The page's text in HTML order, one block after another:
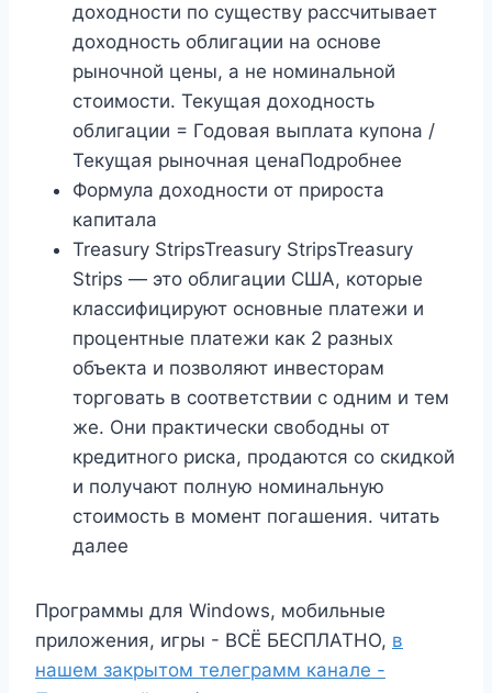
доходности по существу рассчитывает
доходность облигации на основе
рыночной цены, а не номинальной
стоимости. Текущая доходность
облигации = Годовая выплата купона /
Текущая рыночная ценаПодробнее
Формула доходности от прироста
капитала
Treasury StripsTreasury StripsTreasury
Strips — это облигации США, которые
классифицируют основные платежи и
процентные платежи как 2 разных
объекта и позволяют инвесторам
торговать в соответствии с одним и тем
же. Они практически свободны от
кредитного риска, продаются со скидкой
и получают полную номинальную
стоимость в момент погашения. читать
далее
Программы для Windows, мобильные
приложения, игры - ВСЁ БЕСПЛАТНО, в
нашем закрытом телеграмм канале -